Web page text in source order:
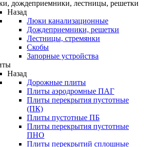
дождеприемники, лестницы, решетки
Назад
Люки канализационные
Дождеприемники, решетки
Лестницы, стремянки
Скобы
Запорные устройства
Назад
Дорожные плиты
Плиты аэродромные ПАГ
Плиты перекрытия пустотные
(ПК)
Плиты пустотные ПБ
Плиты перекрытия пустотные
ПНО
Плиты перекрытий сплошные